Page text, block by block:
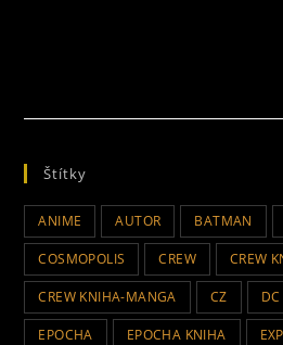
Štítky
ANIME AUTOR BATMAN
COSMOPOLIS CREW CREW
CREW KNIHA-MANGA CZ DC
EPOCHA EPOCHA KNIHA